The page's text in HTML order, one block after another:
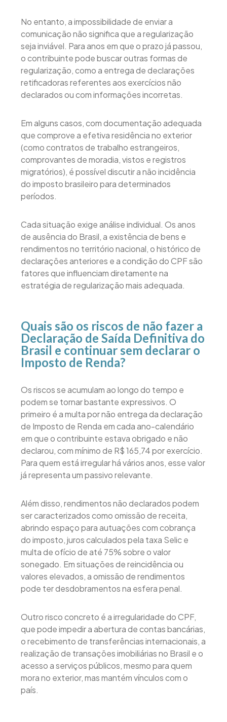
No entanto, a impossibilidade de enviar a
comunicação não significa que a regularização
seja inviável. Para anos em que o prazo já passou,
o contribuinte pode buscar outras formas de
regularização, como a entrega de declarações
retificadoras referentes aos exercícios não
declarados ou com informações incorretas.
Em alguns casos, com documentação adequada
que comprove a efetiva residência no exterior
(como contratos de trabalho estrangeiros,
comprovantes de moradia, vistos e registros
migratórios), é possível discutir a não incidência
do imposto brasileiro para determinados
períodos.
Cada situação exige análise individual. Os anos
de ausência do Brasil, a existência de bens e
rendimentos no território nacional, o histórico de
declarações anteriores e a condição do CPF são
fatores que influenciam diretamente na
estratégia de regularização mais adequada.
Quais são os riscos de não fazer a
Declaração de Saída Definitiva do
Brasil e continuar sem declarar o
Imposto de Renda?
Os riscos se acumulam ao longo do tempo e
podem se tornar bastante expressivos. O
primeiro é a multa por não entrega da declaração
de Imposto de Renda em cada ano-calendário
em que o contribuinte estava obrigado e não
declarou, com mínimo de R$ 165,74 por exercício.
Para quem está irregular há vários anos, esse valor
já representa um passivo relevante.
Além disso, rendimentos não declarados podem
ser caracterizados como omissão de receita,
abrindo espaço para autuações com cobrança
do imposto, juros calculados pela taxa Selic e
multa de ofício de até 75% sobre o valor
sonegado. Em situações de reincidência ou
valores elevados, a omissão de rendimentos
pode ter desdobramentos na esfera penal.
Outro risco concreto é a irregularidade do CPF,
que pode impedir a abertura de contas bancárias,
o recebimento de transferências internacionais, a
realização de transações imobiliárias no Brasil e o
acesso a serviços públicos, mesmo para quem
mora no exterior, mas mantém vínculos com o
país.